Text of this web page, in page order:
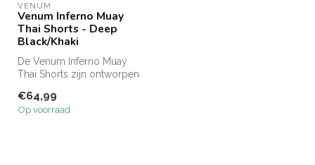
VENUM
Venum Inferno Muay
Thai Shorts - Deep
Black/Khaki
De Venum Inferno Muay
Thai Shorts zijn ontworpen
topprestaties...
€64,99
Op voorraad